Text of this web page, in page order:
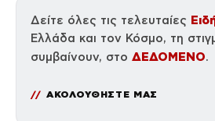
Δείτε όλες τις τελευταίες
Ελλάδα και τον Κόσμο, τη
συμβαίνουν, στο ΔΕΔΟΜΕΝΟ.
ΑΚΟΛΟΥΘΗΣΤΕ ΜΑΣ